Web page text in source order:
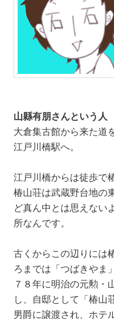
山縣有朋さんという人
大倉集古館から来た道
江戸川橋駅へ。
江戸川橋からは徒歩で
椿山荘は武蔵野台地の
ど真ん中とは思えない
所なんです。
古くからこの辺りには
ろまでは「つばきやま
７８年に明治の元勲・
し、自邸として「椿山
男爵に譲渡され、ホテ